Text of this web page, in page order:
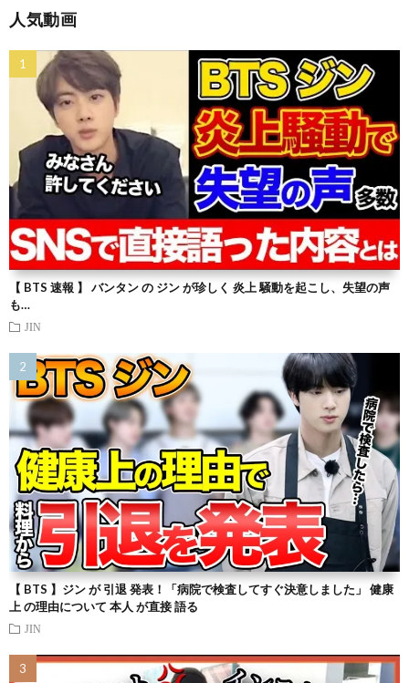
人気動画
【 BTS 速報 】 バンタン の ジン が珍しく 炎上 騒動を起こし、失望の声
も…
JIN
【 BTS 】ジン が 引退 発表！「病院で検査してすぐ決意しました」 健康
上 の理由について 本人 が直接 語る
JIN